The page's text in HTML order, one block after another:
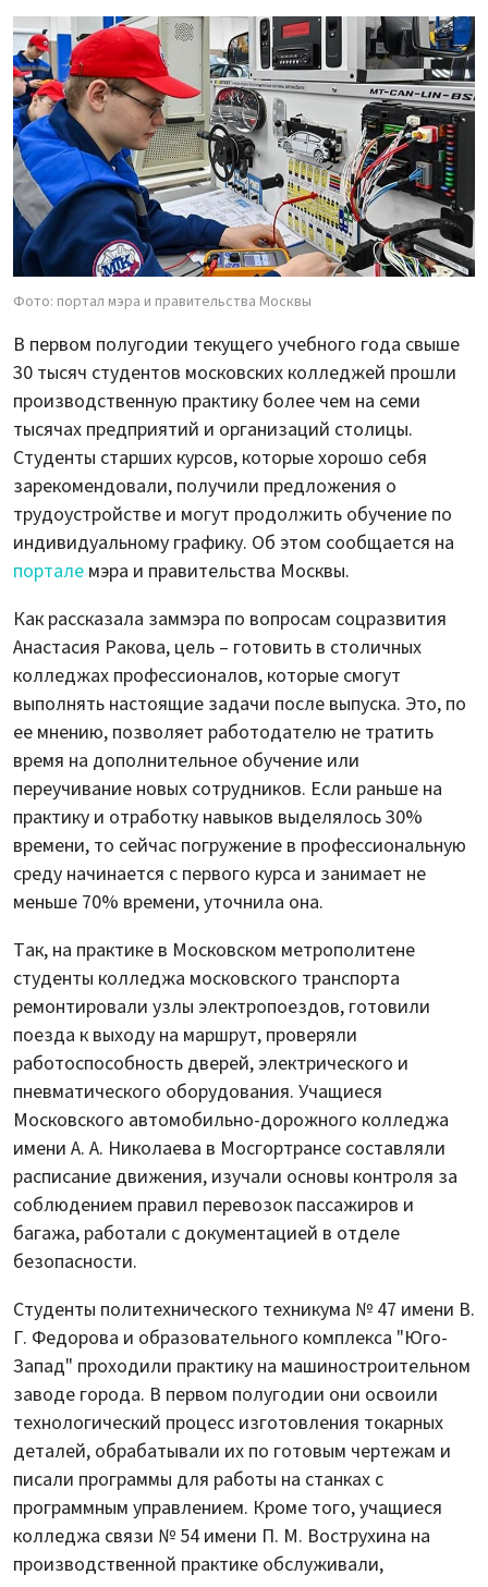
Фото: портал мэра и правительства Москвы
В первом полугодии текущего учебного года свыше
30 тысяч студентов московских колледжей прошли
производственную практику более чем на семи
тысячах предприятий и организаций столицы.
Студенты старших курсов, которые хорошо себя
зарекомендовали, получили предложения о
трудоустройстве и могут продолжить обучение по
индивидуальному графику. Об этом сообщается на
портале мэра и правительства Москвы.
Как рассказала заммэра по вопросам соцразвития
Анастасия Ракова, цель – готовить в столичных
колледжах профессионалов, которые смогут
выполнять настоящие задачи после выпуска. Это, по
ее мнению, позволяет работодателю не тратить
время на дополнительное обучение или
переучивание новых сотрудников. Если раньше на
практику и отработку навыков выделялось 30%
времени, то сейчас погружение в профессиональную
среду начинается с первого курса и занимает не
меньше 70% времени, уточнила она.
Так, на практике в Московском метрополитене
студенты колледжа московского транспорта
ремонтировали узлы электропоездов, готовили
поезда к выходу на маршрут, проверяли
работоспособность дверей, электрического и
пневматического оборудования. Учащиеся
Московского автомобильно-дорожного колледжа
имени А. А. Николаева в Мосгортрансе составляли
расписание движения, изучали основы контроля за
соблюдением правил перевозок пассажиров и
багажа, работали с документацией в отделе
безопасности.
Студенты политехнического техникума № 47 имени В.
Г. Федорова и образовательного комплекса "Юго-
Запад" проходили практику на машиностроительном
заводе города. В первом полугодии они освоили
технологический процесс изготовления токарных
деталей, обрабатывали их по готовым чертежам и
писали программы для работы на станках с
программным управлением. Кроме того, учащиеся
колледжа связи № 54 имени П. М. Вострухина на
производственной практике обслуживали,